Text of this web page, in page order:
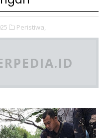
Peristiwa,